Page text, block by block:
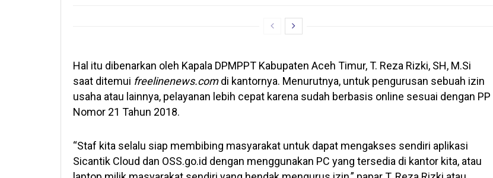
Hal itu dibenarkan oleh Kapala DPMPPT Kabupaten Aceh Timur, T. Reza Rizki, SH, M.Si
saat ditemui freelinenews.comdi kantornya. Menurutnya, untuk pengurusan sebuah izin
usaha atau lainnya, pelayanan lebih cepat karena sudah berbasis online sesuai dengan PP
Nomor 21 Tahun 2018.
“Staf kita selalu siap membibing masyarakat untuk dapat mengakses sendiri aplikasi
Sicantik Cloud dan OSS.go.id dengan menggunakan PC yang tersedia di kantor kita, atau